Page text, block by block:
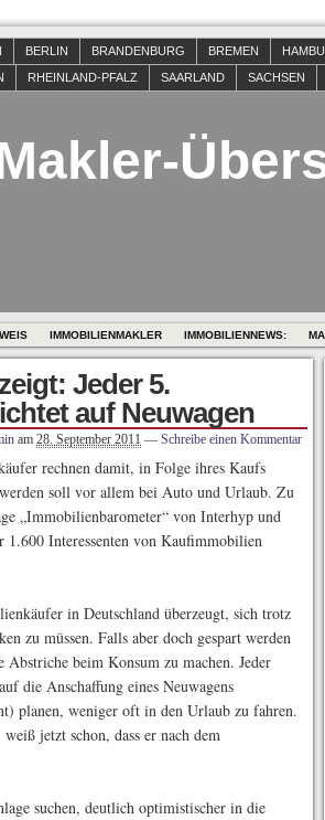
BERLIN BRANDENBURG BREMEN
RHEINLAND-PFALZ SAARLAND SACHSEN
IMMOBILIENMAKLER IMMOBILIENNEWS:
Jeder 5.
auf Neuwagen
am 28. September 2011 — Schreibe einen Kommentar
rechnen damit, in Folge ihres Kaufs
soll vor allem bei Auto und Urlaub. Zu
„Immobilienbarometer“ von Interhyp und
Interessenten von Kaufimmobilien
in Deutschland überzeugt, sich trotz
zu müssen. Falls aber doch gespart werden
beim Konsum zu machen. Jeder
die Anschaffung eines Neuwagens
planen, weniger oft in den Urlaub zu fahren.
jetzt schon, dass er nach dem
suchen, deutlich optimistischer in die